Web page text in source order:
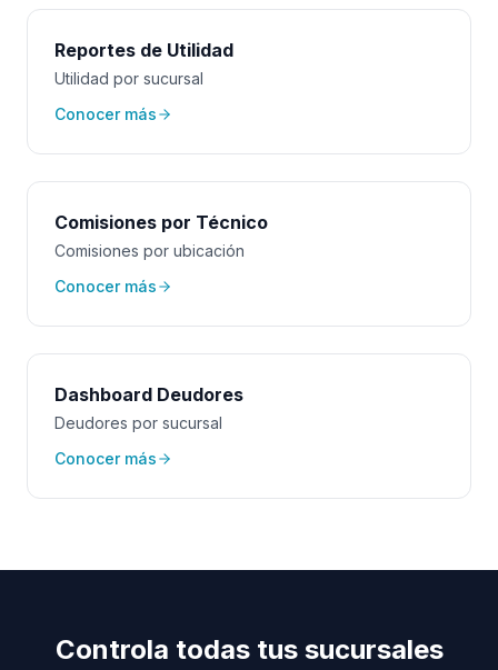
Reportes de Utilidad
Utilidad por sucursal
Conocer más
Comisiones por Técnico
Comisiones por ubicación
Conocer más
Dashboard Deudores
Deudores por sucursal
Conocer más
Controla todas tus sucursales